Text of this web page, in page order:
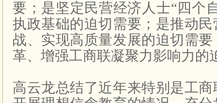
要；是坚定民营经济人士“四个
执政基础的迫切需要；是推动
战、实现高质量发展的迫切需
革、增强工商联凝聚力影响力的
高云龙总结了近年来特别是工